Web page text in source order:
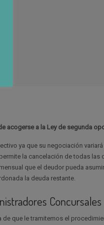
acogerse a la Ley de segunda
ya que su negociación
la cancelación de todas las
que el deudor pueda
la deuda restante.
Concursales
de que le tramitemos el